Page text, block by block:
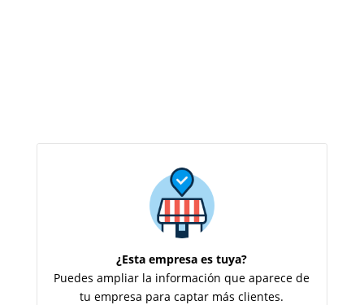
¿Esta empresa es tuya?
Puedes ampliar la información que aparece de
tu empresa para captar más clientes.